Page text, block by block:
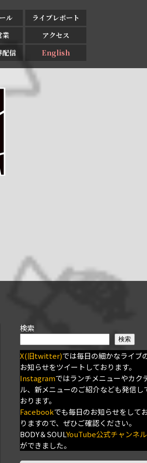
ル
ライブレポート
業
アクセス
配信 English
検索
検索
X(旧twitter)では毎日の細かなライブ
お知らせをツイートしております。
Instagramではランチメニューやカク
ル、新メニューのご紹介なども発信し
おります。
Facebookでも毎日のお知らせをして
りますので、ぜひご確認ください。
BODY＆SOULYouTube公式チャンネル
ができました。